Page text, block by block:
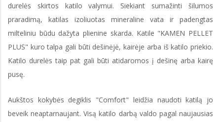
durelės skirtos katilo valymui. Siekiant sumažinti šilumos
praradimą, katilas izoliuotas mineraline vata ir padengtas
milteliniu būdu dažyta plienine skarda. Katile "KAMEN PELLET
PLUS" kuro talpa gali būti dešinėjė, kairėje arba iš katilo priekio.
Katilo durelės taip pat gali būti atidaromos į dešinę arba kairę
pusę.
Aukštos kokybės degiklis "Comfort" leidžia naudoti katilą jo
beveik neaptarnaujant. Visą katilo darbą valdo pagal naujausias